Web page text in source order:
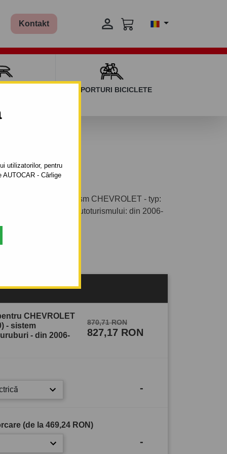
utilizatorilor, pentru
- Cârlige
Kontakt 
SUPORTURI BICICLETE
2013
pentru autoturism CHEVROLET - typ:
de fabricaţie a autoturismului: din 2006-
CHEVROLET
- sistem
- din 2006-
870,71 RON
827,17 RON
-
(de la 469,24 RON)
-